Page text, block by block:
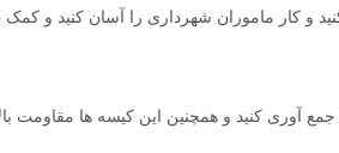
و کار ماموران شهرداری را آسان کنید و
آوری کنید و همچنین این کیسه ها مقاومت